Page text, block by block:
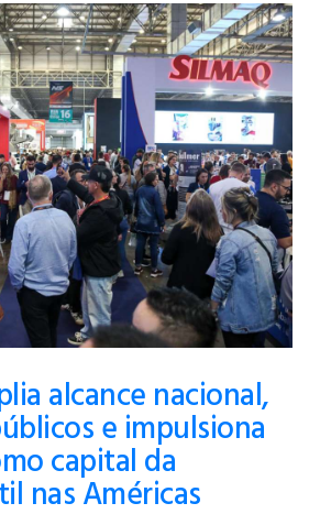
alcance nacional,
e impulsiona
capital da
nas Américas